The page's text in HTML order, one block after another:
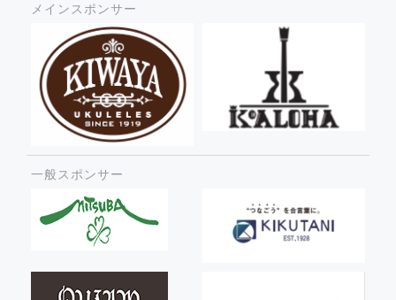
メインスポンサー
一般スポンサー